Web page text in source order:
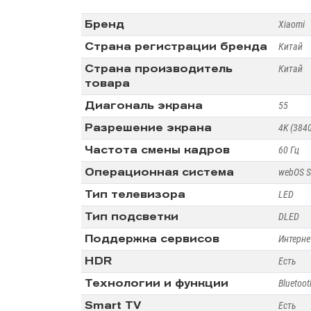
Климат.Техника
Обогреватели
Тепловентиляторы
Бренд Xiaomi
Страна регистрации бренда Китай
Страна производитель
товара
Китай
Диагональ экрана 55
Разрешение экрана 4K
Частота смены кадров 60 Гц
Операционная система webOS
Тип телевизора LED
Тип подсветки DLED
Поддержка сервисов
HDR Есть
Технологии и функции
Smart TV Есть